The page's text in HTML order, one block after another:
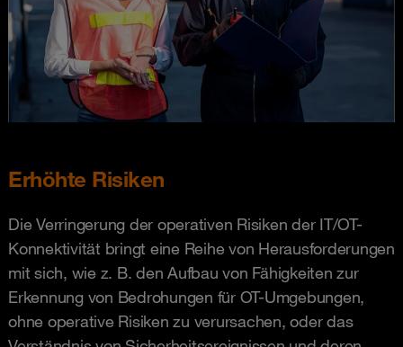
Erhöhte Risiken
Die Verringerung der operativen Risiken der IT/OT-
Konnektivität bringt eine Reihe von Herausforderungen
mit sich, wie z. B. den Aufbau von Fähigkeiten zur
Erkennung von Bedrohungen für OT-Umgebungen,
ohne operative Risiken zu verursachen, oder das